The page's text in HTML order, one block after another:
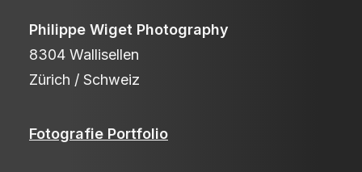
Philippe Wiget Photography
8304 Wallisellen
Zürich / Schweiz
Fotografie Portfolio